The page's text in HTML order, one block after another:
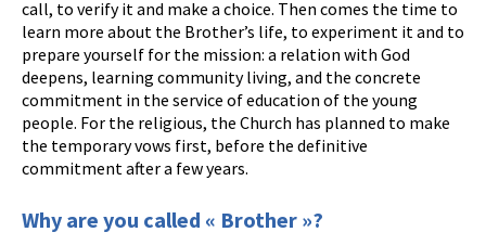
call, to verify it and make a choice. Then comes the time to
learn more about the Brother’s life, to experiment it and to
prepare yourself for the mission: a relation with God
deepens, learning community living, and the concrete
commitment in the service of education of the young
people. For the religious, the Church has planned to make
the temporary vows first, before the definitive
commitment after a few years.
Why are you called « Brother »?